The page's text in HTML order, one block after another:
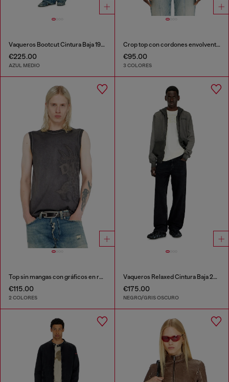
Vaqueros Bootcut Cintura Baja 1969 D-Ebbey
€225.00
AZUL MEDIO
Crop top con cordones envolventes
€95.00
3 COLORES
Top sin mangas con gráficos en relieve
€115.00
2 COLORES
Vaqueros Relaxed Cintura Baja 2001 D-Macro
€175.00
NEGRO/GRIS OSCURO